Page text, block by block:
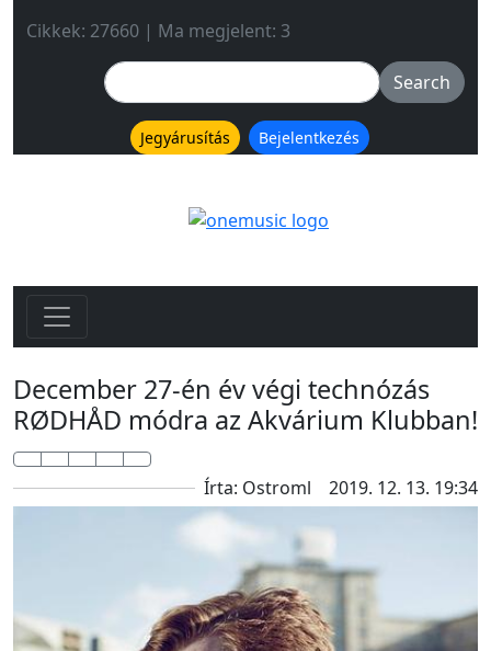
Cikkek: 27660 | Ma megjelent: 3
Jegyárusítás Bejelentkezés
December 27-én év végi technózás
RØDHÅD módra az Akvárium Klubban!
Írta: Ostroml 2019. 12. 13. 19:34